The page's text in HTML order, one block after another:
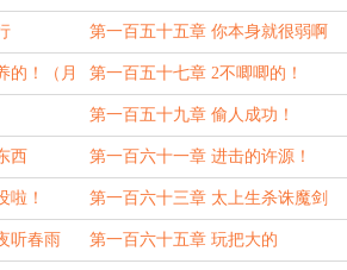
第一百五十五章 你本身就很弱啊
的！（月 第一百五十七章 2不唧唧的！
第一百五十九章 偷人成功！
西 第一百六十一章 进击的许源！
（月票投满加更！）
啦！ 第一百六十三章 太上生杀诛魔剑
听春雨 第一百六十五章 玩把大的